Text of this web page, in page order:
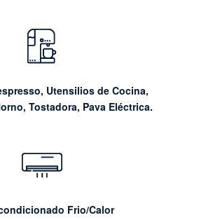
Utensilios de Cocina,
Tostadora, Pava Eléctrica.
Frio/Calor